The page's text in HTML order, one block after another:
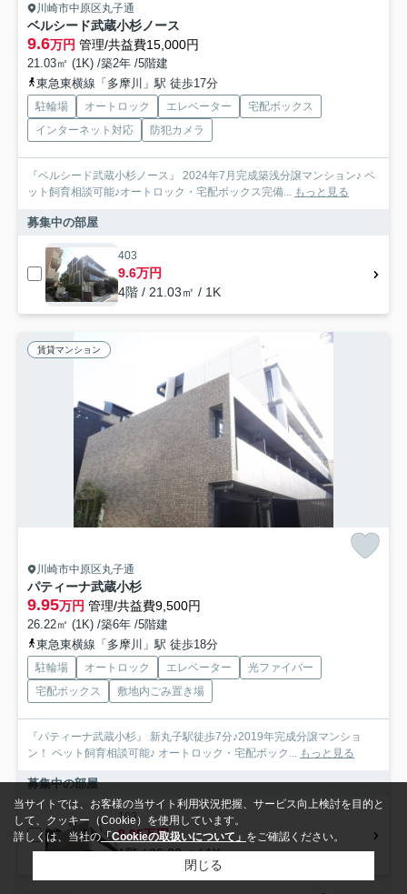
川崎市中原区丸子通
ベルシード武蔵小杉ノース
9.6万円 管理/共益費15,000円
21.03㎡ (1K) /築2年 /5階建
東急東横線「多摩川」駅 徒歩17分
駐輪場 オートロック エレベーター
宅配ボックス
インターネット対応
防犯カメラ
『ベルシード武蔵小杉ノース』 2024年7月完成築浅分譲マンション♪ ペ
ット飼育相談可能♪オートロック・宅配ボックス完備...
もっと見る
募集中の部屋
403
9.6万円
4階 / 21.03㎡ / 1K
賃貸マンション
川崎市中原区丸子通
パティーナ武蔵小杉
9.95万円 管理/共益費9,500円
26.22㎡ (1K) /築6年 /5階建
東急東横線「多摩川」駅 徒歩18分
駐輪場 オートロック エレベーター
光ファイバー
宅配ボックス
敷地内ごみ置き場
『パティーナ武蔵小杉』 新丸子駅徒歩7分♪2019年完成分譲マンショ
ン！ ペット飼育相談可能♪ オートロック・宅配ボック...
もっと見る
募集中の部屋
103
9.95万円
1階 / 26.22㎡ / 1K
当サイトでは、お客様の当サイト利用状況把握、サービス向上検討を目的と
して、クッキー（Cookie）を使用しています。
詳しくは、当社の「Cookieの取扱いについて」 をご確認ください。
閉じる